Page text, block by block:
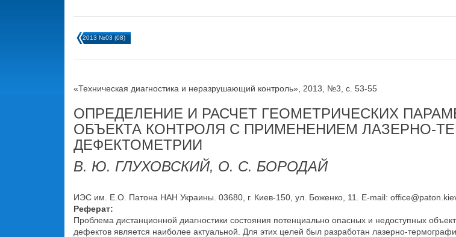
2013 №03 (08)
«Техническая диагностика и неразрушающий контроль», 2013, №3, с. 53-55
ОПРЕДЕЛЕНИЕ И РАСЧЕТ ГЕОМЕТРИЧЕСКИХ
ОБЪЕКТА КОНТРОЛЯ С ПРИМЕНЕНИЕМ ЛАЗЕРНО-
ДЕФЕКТОМЕТРИИ
В. Ю. ГЛУХОВСКИЙ, О. С. БОРОДАЙ
ИЭС им. Е.О. Патона НАН Украины. 03680, г. Киев-150, ул. Боженко, 11. E-mail:
Реферат:
Проблема дистанционной диагностики состояния потенциально опасных и недоступных
дефектов является наиболее актуальной. Для этих целей был разработан лазерно-